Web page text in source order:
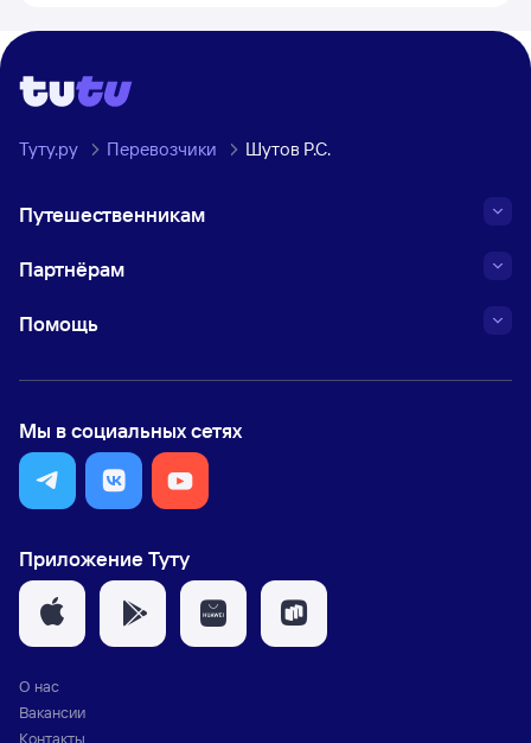
Туту.ру Перевозчики Шутов Р.С.
Путешественникам
Партнёрам
Помощь
Мы в социальных сетях
Приложение Туту
О нас
Вакансии
Контакты